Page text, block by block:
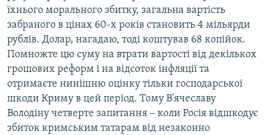
їхнього морального збитку, загальна вартість
забраного в цінах 60-х років становить 4 мільярди
рублів. Долар, нагадаю, тоді коштував 68 копійок.
Помножте цю суму на втрати вартості від декількох
грошових реформ і на відсоток інфляції та
отримаєте нинішню оцінку тільки господарської
шкоди Криму в цей період. Тому В'ячеславу
Володіну четверте запитання ‒ коли Росія відшкодує
збиток кримським татарам від незаконно